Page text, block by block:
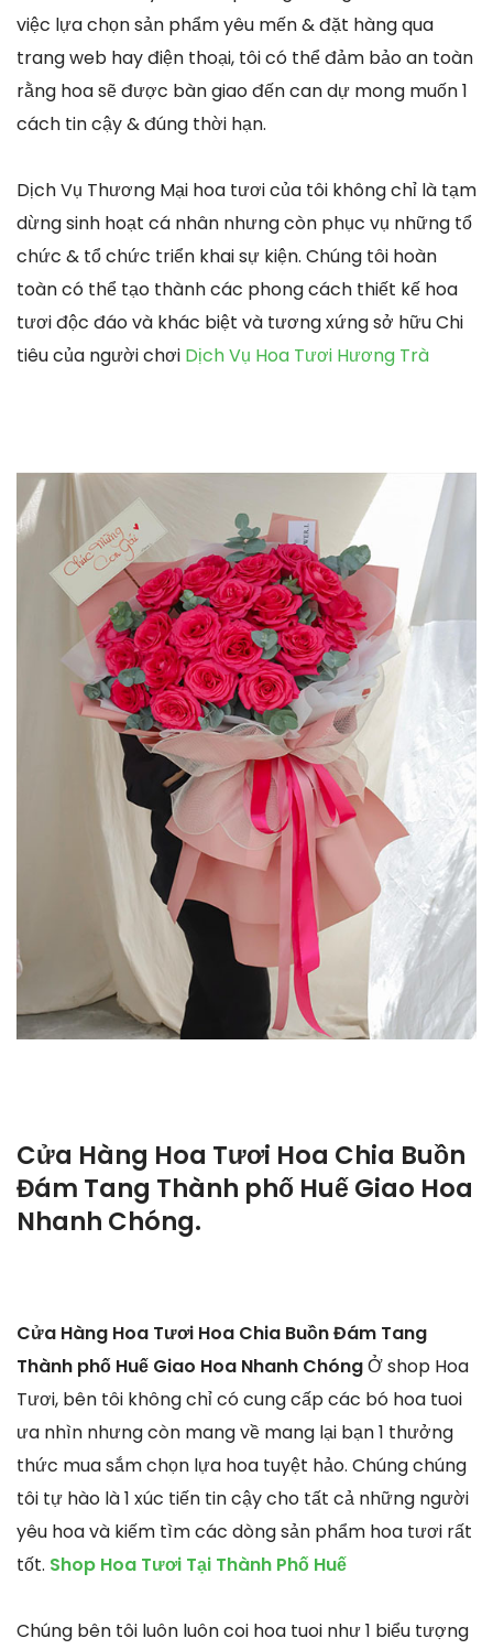
việc lựa chọn sản phẩm yêu mến & đặt hàng qua
trang web hay điện thoại, tôi có thể đảm bảo an toàn
rằng hoa sẽ được bàn giao đến can dự mong muốn 1
cách tin cậy & đúng thời hạn.
Dịch Vụ Thương Mại hoa tươi của tôi không chỉ là tạm
dừng sinh hoạt cá nhân nhưng còn phục vụ những tổ
chức & tổ chức triển khai sự kiện. Chúng tôi hoàn
toàn có thể tạo thành các phong cách thiết kế hoa
tươi độc đáo và khác biệt và tương xứng sở hữu Chi
tiêu của người chơi Dịch Vụ Hoa Tươi Hương Trà
Cửa Hàng Hoa Tươi Hoa Chia Buồn
Đám Tang Thành phố Huế Giao Hoa
Nhanh Chóng.
Cửa Hàng Hoa Tươi Hoa Chia Buồn Đám Tang
Thành phố Huế Giao Hoa Nhanh ChóngỞ shop Hoa
Tươi, bên tôi không chỉ có cung cấp các bó hoa tuoi
ưa nhìn nhưng còn mang về mang lại bạn 1 thưởng
thức mua sắm chọn lựa hoa tuyệt hảo. Chúng chúng
tôi tự hào là 1 xúc tiến tin cậy cho tất cả những người
yêu hoa và kiếm tìm các dòng sản phẩm hoa tươi rất
tốt. Shop Hoa Tươi Tại Thành Phố Huế
Chúng bên tôi luôn luôn coi hoa tuoi như 1 biểu tượng